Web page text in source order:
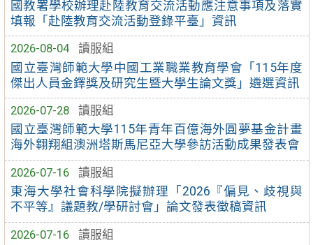
國教署學校辦理赴陸教育交流活動應注意事項及落實
填報「赴陸教育交流活動登錄平臺」資訊
2026-08-04
讀服組
國立臺灣師範大學中國工業職業教育學會「115年度
傑出人員金鐸獎及研究生暨大學生論文獎」遴選資訊
2026-07-28
讀服組
國立臺灣師範大學115年青年百億海外圓夢基金計畫
海外翱翔組澳洲塔斯馬尼亞大學參訪活動成果發表會
2026-07-16
讀服組
東海大學社會科學院擬辦理「2026『偏見、歧視與
不平等』議題教/學研討會」論文發表徵稿資訊
2026-07-16
讀服組